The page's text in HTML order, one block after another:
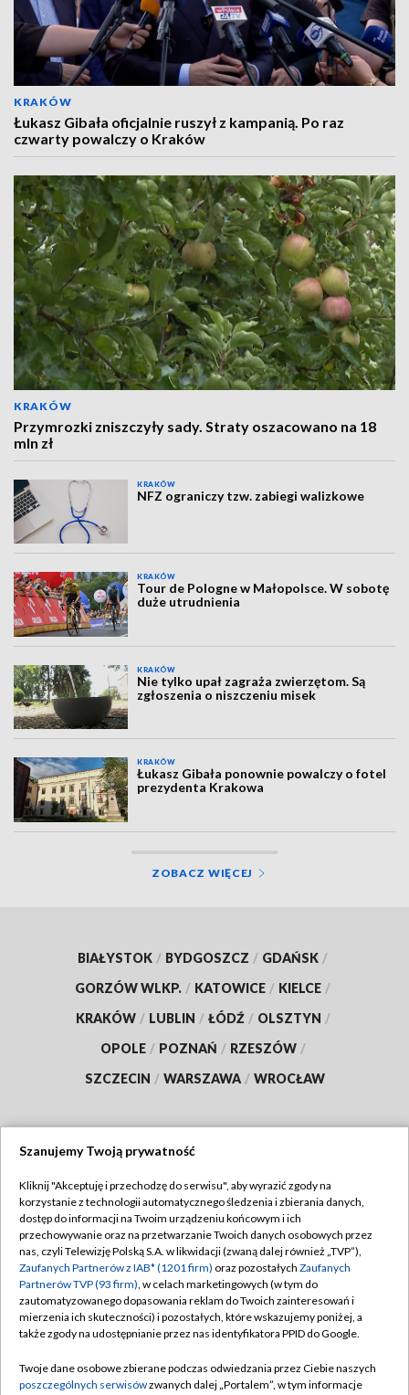
KRAKÓW
Łukasz Gibała oficjalnie ruszył z kampanią. Po raz
czwarty powalczy o Kraków
KRAKÓW
Przymrozki zniszczyły sady. Straty oszacowano na 18
mln zł
KRAKÓW
NFZ ograniczy tzw. zabiegi walizkowe
KRAKÓW
Tour de Pologne w Małopolsce. W sobotę
duże utrudnienia
KRAKÓW
Nie tylko upał zagraża zwierzętom. Są
zgłoszenia o niszczeniu misek
KRAKÓW
Łukasz Gibała ponownie powalczy o fotel
prezydenta Krakowa
ZOBACZ WIĘCEJ
BIAŁYSTOK / BYDGOSZCZ / GDAŃSK /
GORZÓW WLKP. / KATOWICE / KIELCE /
KRAKÓW / LUBLIN / ŁÓDŹ / OLSZTYN /
OPOLE / POZNAŃ / RZESZÓW /
SZCZECIN / WARSZAWA / WROCŁAW
TVP
Abonament TVP
Emisja w TVP
Centrum informacji TVP
Naziemna Telewizja Cyfrowa
Rada Programowa
Regulamin TVP
Polityka prywatności
Moje zgody
Pomoc
Kontakt
Szanujemy Twoją prywatność
Kliknij "Akceptuję i przechodzę do serwisu", aby wyrazić zgody na
korzystanie z technologii automatycznego śledzenia i zbierania danych,
dostęp do informacji na Twoim urządzeniu końcowym i ich
przechowywanie oraz na przetwarzanie Twoich danych osobowych przez
nas, czyli Telewizję Polską S.A. w likwidacji (zwaną dalej również „TVP”),
Zaufanych Partnerów z IAB* (1201 firm) oraz pozostałych Zaufanych
Partnerów TVP (93 firm), w celach marketingowych (w tym do
zautomatyzowanego dopasowania reklam do Twoich zainteresowań i
mierzenia ich skuteczności) i pozostałych, które wskazujemy poniżej, a
także zgody na udostępnianie przez nas identyfikatora PPID do Google.
Twoje dane osobowe zbierane podczas odwiedzania przez Ciebie naszych
poszczególnych serwisówzwanych dalej „Portalem”, w tym informacje